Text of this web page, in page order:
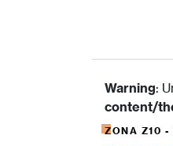
Warning:
content/
ZONA Z10 -